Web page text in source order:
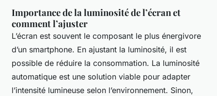
Importance de la luminosité de l’écran et
comment l’ajuster
L’écran est souvent le composant le plus énergivore
d’un smartphone. En ajustant la luminosité, il est
possible de réduire la consommation. La luminosité
automatique est une solution viable pour adapter
l’intensité lumineuse selon l’environnement. Sinon,